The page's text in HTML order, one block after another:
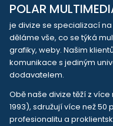
POLAR
je divize se specializací
děláme vše, co se týká
grafiky, weby. Našim
komunikace s jediným
dodavatelem.
Obě naše divize těží z
1993), sdružují více než
profesionalitu a